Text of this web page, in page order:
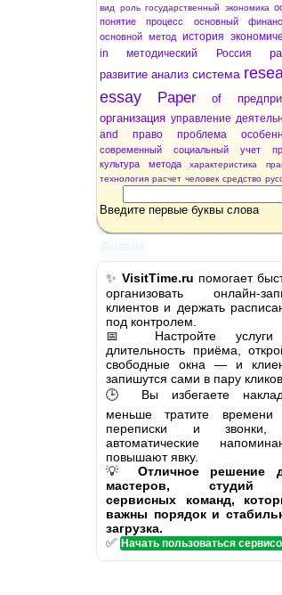
вид
роль государственный экономика
понятие
процесс основный
основной метод история
in
методический Россия
развитие анализ система
essay
Paper of
организация управление
and
право проблема
современный социальный учет
культура
метода характеристика
технология расчет человек средство
Введите первые буквы слова
✨ VisitTime.ru помогает
организовать онлайн-
клиентов и держать
под контролем.
📅 Настройте
длительность приёма,
свободные окна — и
запишутся сами в пару кликов.
🕒 Вы избегаете
меньше тратите времени
переписки и
автоматические
повышают явку.
💡 Отличное решение
мастеров,
сервисных команд,
важны порядок и
загрузка.
✅ Начать пользоваться